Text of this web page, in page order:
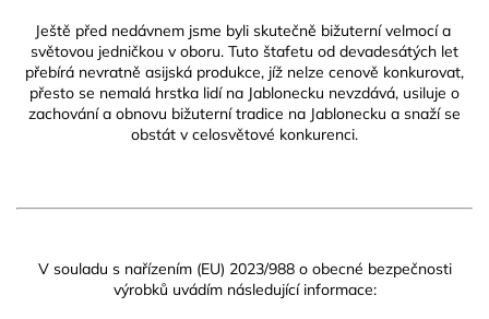
Ještě před nedávnem jsme byli skutečně bižuterní velmocí a
světovou jedničkou v oboru. Tuto štafetu od devadesátých let
přebírá nevratně asijská produkce, jíž nelze cenově konkurovat,
přesto se nemalá hrstka lidí na Jablonecku nevzdává, usiluje o
zachování a obnovu bižuterní tradice na Jablonecku a snaží se
obstát v celosvětové konkurenci.
V souladu s nařízením (EU) 2023/988 o obecné bezpečnosti
výrobků uvádím následující informace: